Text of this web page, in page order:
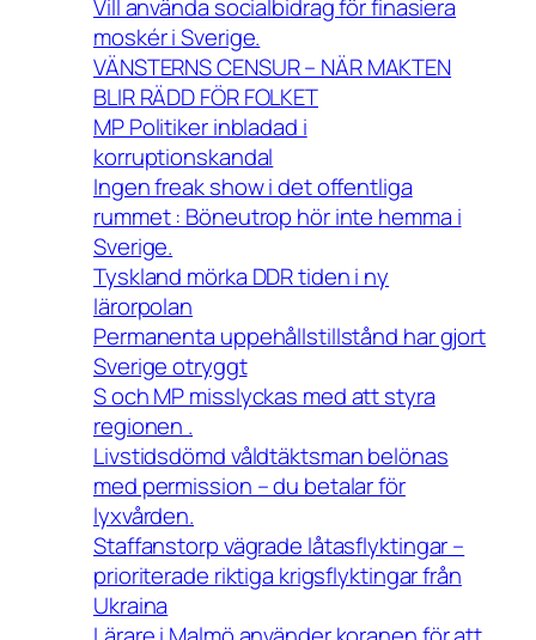
Vill använda socialbidrag för finasiera
moskér i Sverige.
VÄNSTERNS CENSUR – NÄR MAKTEN
BLIR RÄDD FÖR FOLKET
MP Politiker inbladad i
korruptionskandal
Ingen freak show i det offentliga
rummet : Böneutrop hör inte hemma i
Sverige.
Tyskland mörka DDR tiden i ny
lärorpolan
Permanenta uppehållstillstånd har gjort
Sverige otryggt
S och MP misslyckas med att styra
regionen .
Livstidsdömd våldtäktsman belönas
med permission – du betalar för
lyxvården.
Staffanstorp vägrade låtasflyktingar –
prioriterade riktiga krigsflyktingar från
Ukraina